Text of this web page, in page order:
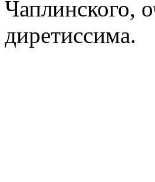
Чаплинского,
диретиссима.